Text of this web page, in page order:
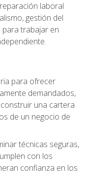
laboral
gestión del
trabajar en
para ofrecer
demandados,
una cartera
de un negocio de
técnicas seguras,
con los
confianza en los